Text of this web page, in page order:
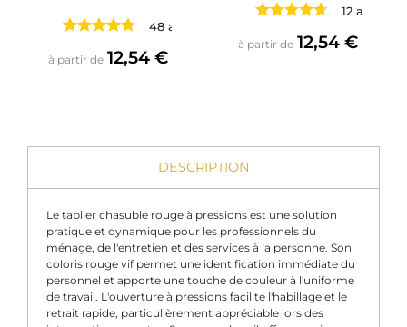
48 avis
à partir de Prix
12,54 €
12 avis
à partir de Prix
12,54 €
DESCRIPTION
Le tablier chasuble rouge à pressions est une solution
pratique et dynamique pour les professionnels du
ménage, de l'entretien et des services à la personne. Son
coloris rouge vif permet une identification immédiate du
personnel et apporte une touche de couleur à l'uniforme
de travail. L'ouverture à pressions facilite l'habillage et le
retrait rapide, particulièrement appréciable lors des